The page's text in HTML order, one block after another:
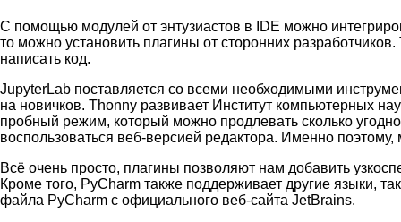
С помощью модулей от энтузиастов в IDE можно
то можно установить плагины от сторонних
написать код.
JupyterLab поставляется со всеми необходимыми
на новичков. Thonny развивает Институт компьютерных
пробный режим, который можно продлевать сколько
воспользоваться веб-версией редактора. Именно
Всё очень просто, плагины позволяют нам добавить
Кроме того, PyCharm также поддерживает другие языки,
файла PyCharm с официального веб-сайта JetBrains.